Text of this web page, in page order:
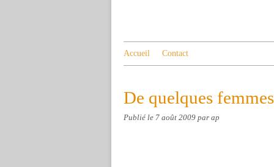
Accueil Contact
De quelques
Publié le 7 août 2009 par ap